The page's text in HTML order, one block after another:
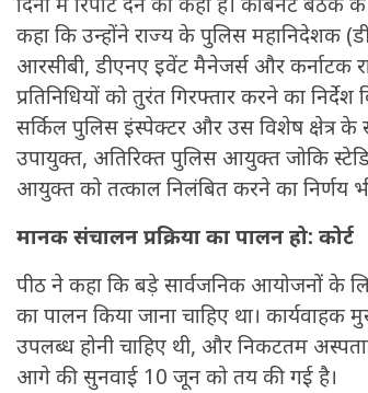
कहा कि उन्होंने राज्य के पुलिस महानिदेशक
आरसीबी, डीएनए इवेंट मैनेजर्स और कर्नाटक
प्रतिनिधियों को तुरंत गिरफ्तार करने का
सर्किल पुलिस इंस्पेक्टर और उस विशेष क्षेत्र
उपायुक्त, अतिरिक्त पुलिस आयुक्त जोकि
आयुक्त को तत्काल निलंबित करने का निर्णय
मानक संचालन प्रक्रिया का पालन हो: कोर्ट
पीठ ने कहा कि बड़े सार्वजनिक आयोजनों के
का पालन किया जाना चाहिए था।
उपलब्ध होनी चाहिए थी, और निकटतम
आगे की सुनवाई 10 जून को तय की गई है।